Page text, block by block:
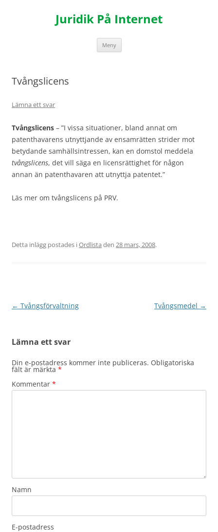
Juridik På Internet
Meny
Tvångslicens
Lämna ett svar
Tvångslicens – ”I vissa situationer, bland annat om
patenthavarens utnyttjande av ensamrätten strider mot
betydande samhällsintressen, kan en domstol meddela
tvångslicens, det vill säga en licensrättighet för någon
annan än patenthavaren att utnyttja patentet.”
Läs mer om tvångslicens på PRV.
Detta inlägg postades iOrdlista den 28 mars, 2008.
Inläggsnavigering
← Tvångsförvaltning Tvångsmedel →
Lämna ett svar
Din e-postadress kommer inte publiceras. Obligatoriska
fält är märkta *
Kommentar *
Namn
E-postadress